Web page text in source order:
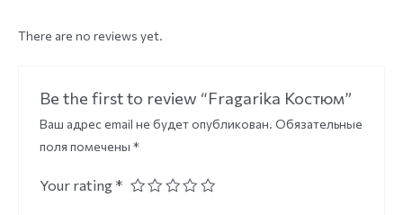
There are no reviews yet.
Be the first to review “Fragarika Костюм”
Ваш адрес email не будет опубликован. Обязательные
поля помечены *
Your rating *